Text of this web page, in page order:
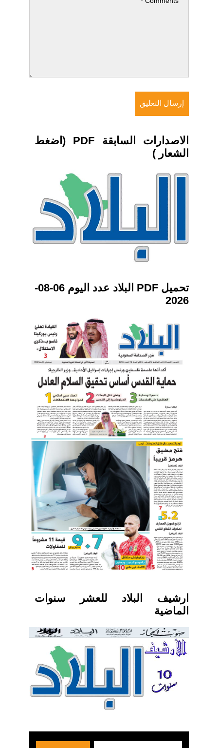
الاصدارات السابقة PDF (اضغط
الشعار )
تحميل PDF البلاد عدد اليوم 06-08-
2026
ارشيف البلاد للعشر سنوات
الماضية